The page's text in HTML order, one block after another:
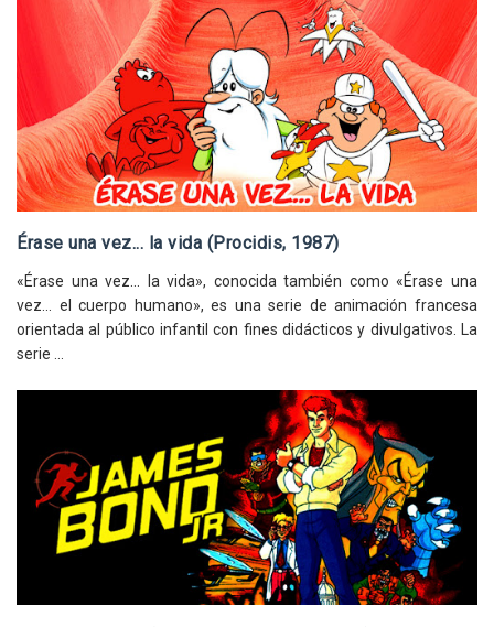
Érase una vez... la vida (Procidis, 1987)
«Érase una vez... la vida», conocida también como «Érase una
vez... el cuerpo humano», es una serie de animación francesa
orientada al público infantil con fines didácticos y divulgativos. La
serie ...